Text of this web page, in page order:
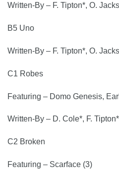
Written-By – F. Tipton*, O.
B5 Uno
Written-By – F. Tipton*, O.
C1 Robes
Featuring – Domo Genesis,
Written-By – D. Cole*, F.
C2 Broken
Featuring – Scarface (3)